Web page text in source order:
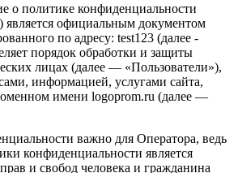
о политике конфиденциальности
официальным документом
по адресу: test123 (далее -
порядок обработки и защиты
лицах (далее — «Пользователи»),
информацией, услугами сайта,
имени logoprom.ru (далее —
важно для Оператора, ведь
конфиденциальности является
и свобод человека и гражданина